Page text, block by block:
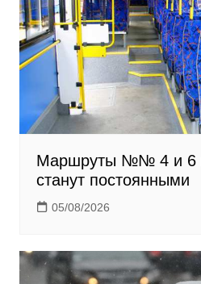
k
i
Маршруты №№ 4 и 6
станут постоянными
05/08/2026